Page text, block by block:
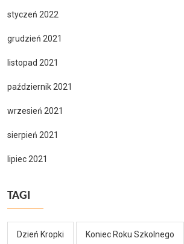
styczeń 2022
grudzień 2021
listopad 2021
październik 2021
wrzesień 2021
sierpień 2021
lipiec 2021
TAGI
Dzień Kropki Koniec Roku Szkolnego